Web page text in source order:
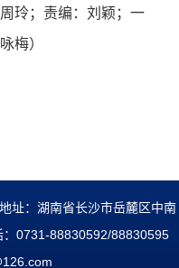
玲；责编：刘颖；一
梅）
址：湖南省长沙市岳麓区中南
0731-88830592/88830595